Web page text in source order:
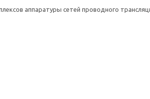
аппаратуры сетей проводного